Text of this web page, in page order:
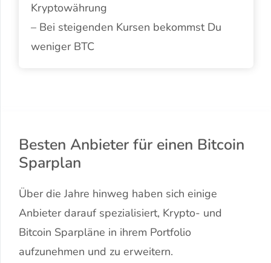
Kryptowährung
– Bei steigenden Kursen bekommst Du
weniger BTC
Besten Anbieter für einen Bitcoin
Sparplan
Über die Jahre hinweg haben sich einige
Anbieter darauf spezialisiert, Krypto- und
Bitcoin Sparpläne in ihrem Portfolio
aufzunehmen und zu erweitern.